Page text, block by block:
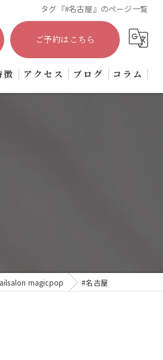
タグ『#名古屋』のページ一覧
ご予約はこちら
徴 アクセス ブログ コラム
magicpop #名古屋